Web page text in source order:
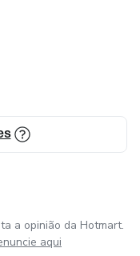
a opinião da Hotmart.
aqui